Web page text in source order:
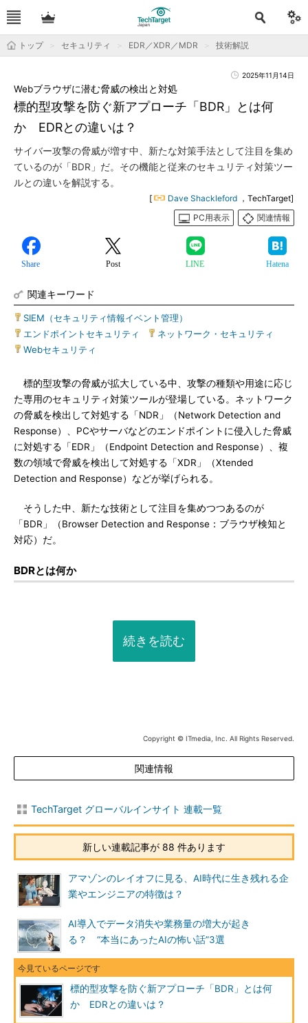
トップ セキュリティ EDR／XDR／MDR 技術解説
2025年11月14日
標的型攻撃を防ぐ新アプローチ「BDR」とは何
か EDRとの違いは？
Webブラウザに潜む脅威の検出と対処
サイバー攻撃の脅威が増す中、新たな対策手法として注目を集め
ているのが「BDR」だ。その機能と従来のセキュリティ対策ツー
ルとの違いを解説する。
[ Dave Shackleford ，TechTarget]
PC用表示
関連情報
Share Post LINE Hatena
関連キーワード
SIEM（セキュリティ情報イベント管理）
エンドポイントセキュリティ
ネットワーク・セキュリティ
Webセキュリティ
標的型攻撃の脅威が拡大している中、攻撃の種類や用途に応じ
た専用のセキュリティ対策ツールが登場している。ネットワーク
の脅威を検出して対処する「NDR」（Network Detection and
Response）、PCやサーバなどのエンドポイントに侵入した脅威
に対処する「EDR」（Endpoint Detection and Response）、複
数の領域で脅威を検出して対処する「XDR」（Xtended
Detection and Response）などが挙げられる。
そうした中、新たな技術として注目を集めつつあるのが
「BDR」（Browser Detection and Response：ブラウザ検知と
対応）だ。
BDRとは何か
続きを読む
Copyright © ITmedia, Inc. All Rights Reserved.
関連情報
TechTarget グローバルインサイト 連載一覧
新しい連載記事が 88 件あります
アマゾンのレイオフに見る、AI時代に生き残れる企
業やエンジニアの特徴は？
AI導入でデータ消失や業務量の増大が起き
る？ “本当にあったAIの怖い話”3選
標的型攻撃を防ぐ新アプローチ「BDR」とは何
か EDRとの違いは？